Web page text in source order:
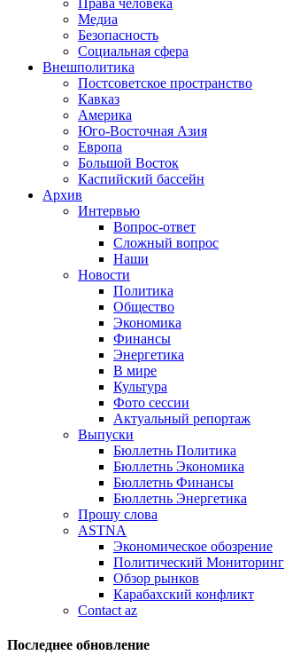
Права человека
Медиа
Безопасность
Социальная сфера
Внешполитика
Постсоветское пространство
Кавказ
Америка
Юго-Восточная Азия
Европа
Большой Восток
Каспийский бассейн
Архив
Интервью
Вопрос-ответ
Сложный вопрос
Наши
Новости
Политика
Общество
Экономика
Финансы
Энергетика
В мире
Культура
Фото сессии
Актуальный репортаж
Выпуски
Бюллетнь Политика
Бюллетнь Экономика
Бюллетнь Финансы
Бюллетнь Энергетика
Прошу слова
ASTNA
Экономическое обозрение
Политический Мониторинг
Обзор рынков
Карабахский конфликт
Contact az
Последнее обновление